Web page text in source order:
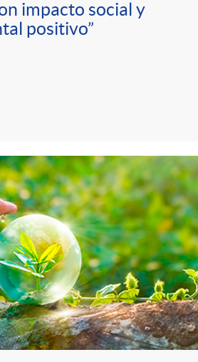
impacto social y
positivo”